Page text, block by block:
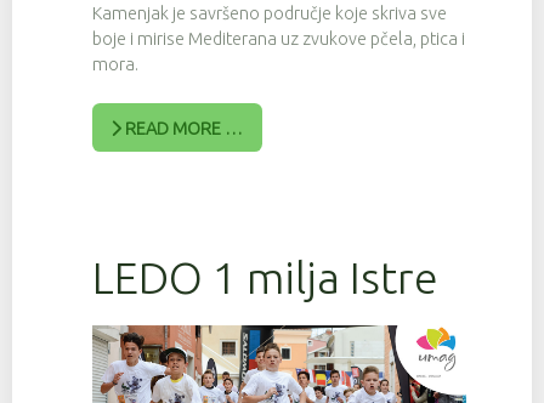
Kamenjak je savršeno područje koje skriva sve
boje i mirise Mediterana uz zvukove pčela, ptica i
mora.
READ MORE …
LEDO 1 milja Istre